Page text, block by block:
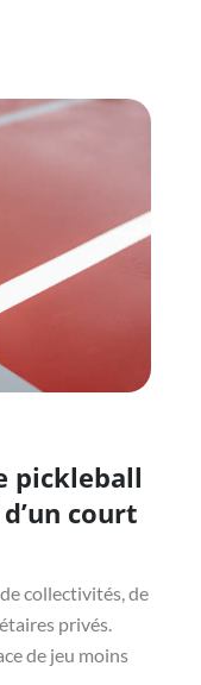
pickleball
court
collectivités, de
privés.
de jeu moins